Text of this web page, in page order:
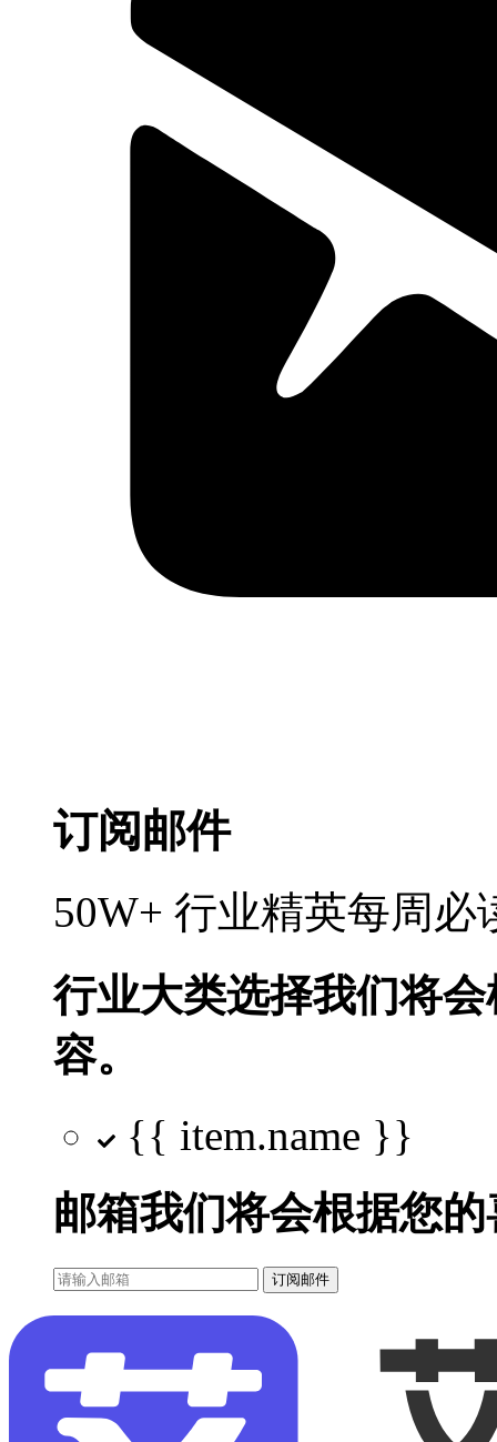
订阅邮件
50W+ 行业精英每周
行业大类选择我们将
容。
{{ item.name }}
邮箱我们将会根据您
订阅邮件